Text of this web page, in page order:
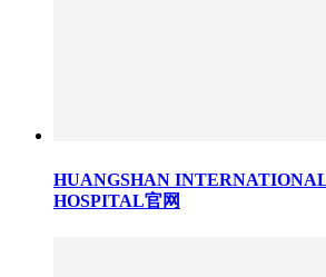
HUANGSHAN
HOSPITAL官网